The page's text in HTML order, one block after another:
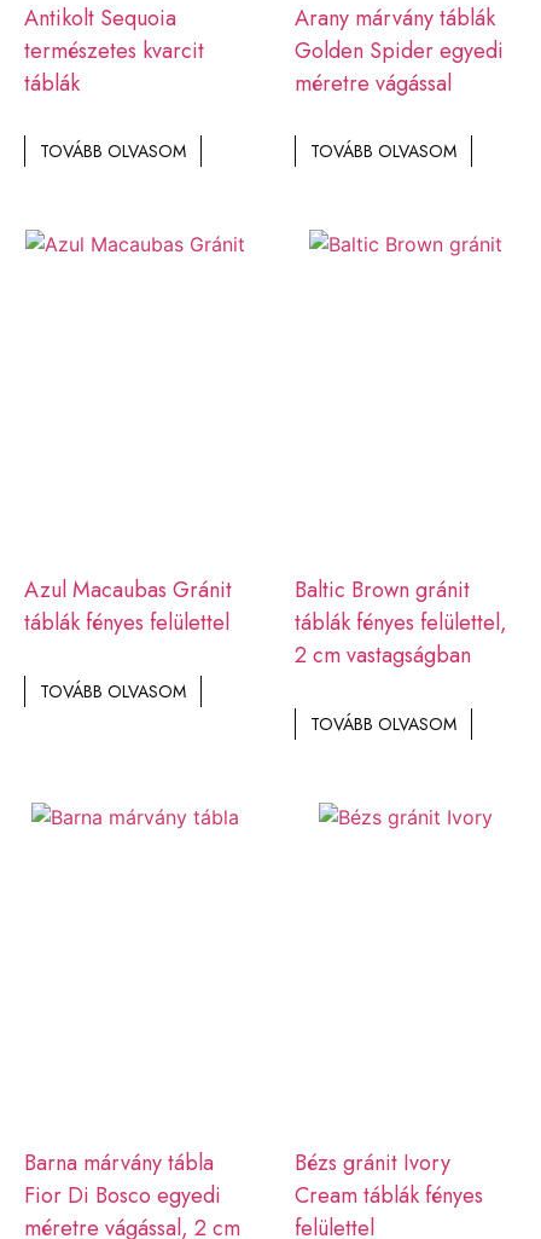
Antikolt Sequoia
természetes kvarcit
táblák
TOVÁBB OLVASOM
Arany márvány táblák
Golden Spider egyedi
méretre vágással
TOVÁBB OLVASOM
Azul Macaubas Gránit
táblák fényes felülettel
TOVÁBB OLVASOM
Baltic Brown gránit
táblák fényes felülettel,
2 cm vastagságban
TOVÁBB OLVASOM
Barna márvány tábla
Fior Di Bosco egyedi
méretre vágással, 2 cm
Bézs gránit Ivory
Cream táblák fényes
felülettel